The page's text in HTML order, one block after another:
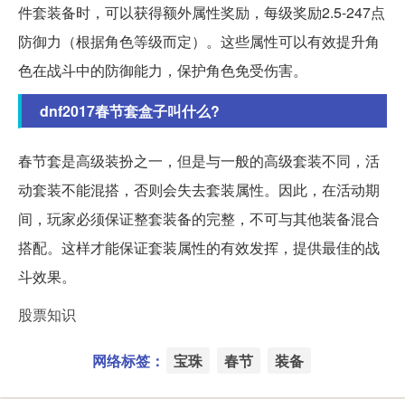
件套装备时，可以获得额外属性奖励，每级奖励2.5-247点
防御力（根据角色等级而定）。这些属性可以有效提升角
色在战斗中的防御能力，保护角色免受伤害。
dnf2017春节套盒子叫什么?
春节套是高级装扮之一，但是与一般的高级套装不同，活
动套装不能混搭，否则会失去套装属性。因此，在活动期
间，玩家必须保证整套装备的完整，不可与其他装备混合
搭配。这样才能保证套装属性的有效发挥，提供最佳的战
斗效果。
股票知识
网络标签： 宝珠 春节 装备